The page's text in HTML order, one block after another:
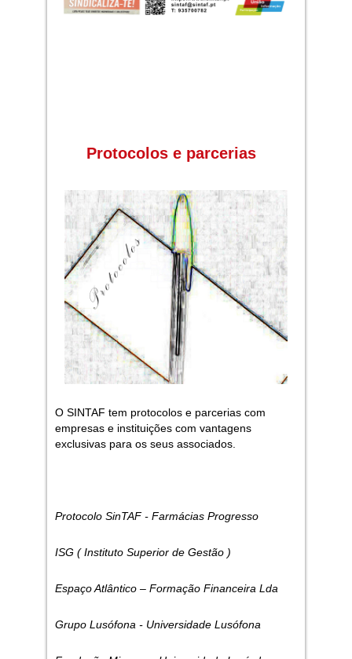
Protocolos e parcerias
O SINTAF tem protocolos e parcerias com
empresas e instituições com vantagens
exclusivas para os seus associados.
Protocolo SinTAF - Farmácias Progresso
ISG ( Instituto Superior de Gestão )
Espaço Atlântico – Formação Financeira Lda
Grupo Lusófona - Universidade Lusófona